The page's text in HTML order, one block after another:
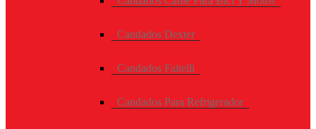
Candados Dexter
Candados Faitelli
Candados Para Refrigerador